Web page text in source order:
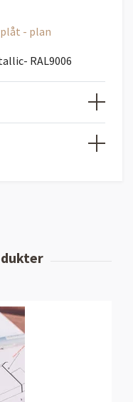
- plan
RAL9006